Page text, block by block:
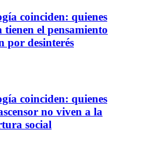
coinciden: quienes
el pensamiento
por desinterés
coinciden: quienes
no viven a la
social